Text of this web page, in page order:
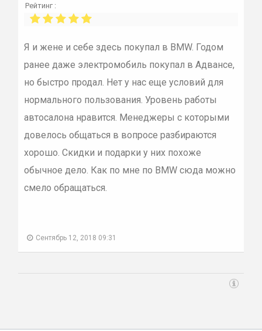
Рейтинг :
Я и жене и себе здесь покупал в BMW. Годом
ранее даже электромобиль покупал в Адвансе,
но быстро продал. Нет у нас еще условий для
нормального пользования. Уровень работы
автосалона нравится. Менеджеры с которыми
довелось общаться в вопросе разбираются
хорошо. Скидки и подарки у них похоже
обычное дело. Как по мне по BMW сюда можно
смело обращаться.
Сентябрь 12, 2018 09:31